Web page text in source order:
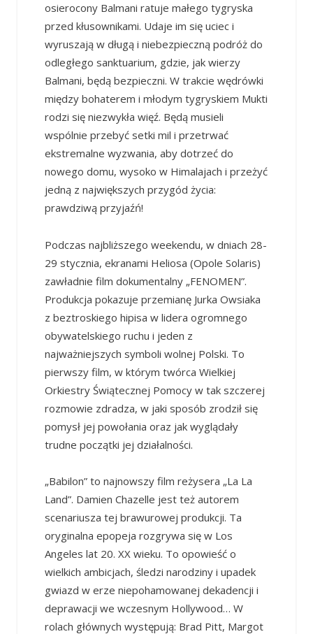
osierocony Balmani ratuje małego tygryska
przed kłusownikami. Udaje im się uciec i
wyruszają w długą i niebezpieczną podróż do
odległego sanktuarium, gdzie, jak wierzy
Balmani, będą bezpieczni. W trakcie wędrówki
między bohaterem i młodym tygryskiem Mukti
rodzi się niezwykła więź. Będą musieli
wspólnie przebyć setki mil i przetrwać
ekstremalne wyzwania, aby dotrzeć do
nowego domu, wysoko w Himalajach i przeżyć
jedną z największych przygód życia:
prawdziwą przyjaźń!
Podczas najbliższego weekendu, w dniach 28-
29 stycznia, ekranami Heliosa (Opole Solaris)
zawładnie film dokumentalny „FENOMEN”.
Produkcja pokazuje przemianę Jurka Owsiaka
z beztroskiego hipisa w lidera ogromnego
obywatelskiego ruchu i jeden z
najważniejszych symboli wolnej Polski. To
pierwszy film, w którym twórca Wielkiej
Orkiestry Świątecznej Pomocy w tak szczerej
rozmowie zdradza, w jaki sposób zrodził się
pomysł jej powołania oraz jak wyglądały
trudne początki jej działalności.
„Babilon” to najnowszy film reżysera „La La
Land”. Damien Chazelle jest też autorem
scenariusza tej brawurowej produkcji. Ta
oryginalna epopeja rozgrywa się w Los
Angeles lat 20. XX wieku. To opowieść o
wielkich ambicjach, śledzi narodziny i upadek
gwiazd w erze niepohamowanej dekadencji i
deprawacji we wczesnym Hollywood… W
rolach głównych występują: Brad Pitt, Margot